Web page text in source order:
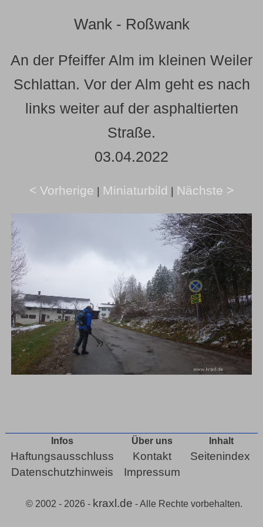
Wank - Roßwank
An der Pfeiffer Alm im kleinen Weiler
Schlattan. Vor der Alm geht es nach
links weiter auf der asphaltierten
Straße.
03.04.2022
< Vorherige | Miniaturbild | Nächste >
Infos
Haftungsausschluss
Datenschutzhinweis
Über uns
Kontakt
Impressum
Inhalt
Seitenindex
© 2002 - 2026 - kraxl.de - Alle Rechte vorbehalten.